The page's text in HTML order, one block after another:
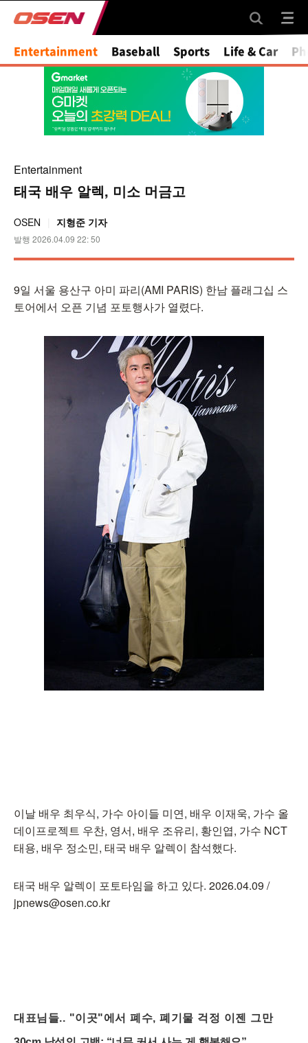
Entertainment Baseball Sports Life & Car
Entertainment
태국 배우 알렉, 미소 머금고
OSEN 지형준 기자
발행 2026.04.09 22: 50
9일 서울 용산구 아미 파리(AMI PARIS) 한남 플래그십 스
토어에서 오픈 기념 포토행사가 열렸다.
이날 배우 최우식, 가수 아이들 미연, 배우 이재욱, 가수 올
데이프로젝트 우찬, 영서, 배우 조유리, 황인엽, 가수 NCT
태용, 배우 정소민, 태국 배우 알렉이 참석했다.
태국 배우 알렉이 포토타임을 하고 있다. 2026.04.09 /
jpnews@osen.co.kr